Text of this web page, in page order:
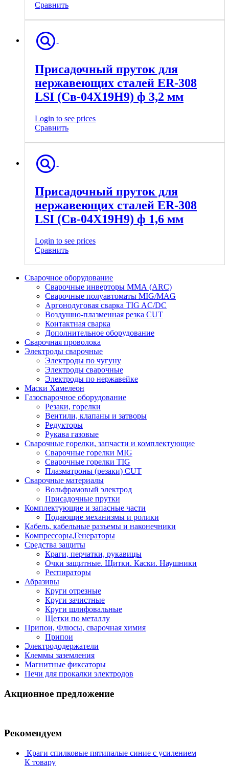
Сравнить
Присадочный пруток для
нержавеющих сталей ER-308
LSI (Св-04Х19Н9) ф 3,2 мм
Login to see prices
Сравнить
Присадочный пруток для
нержавеющих сталей ER-308
LSI (Св-04Х19Н9) ф 1,6 мм
Login to see prices
Сравнить
Сварочное оборудование
Сварочные инверторы ММА (ARC)
Сварочные полуавтоматы MIG/MAG
Аргонодуговая сварка TIG AC/DC
Воздушно-плазменная резка CUT
Контактная сварка
Дополнительное оборудование
Сварочная проволока
Электроды сварочные
Электроды по чугуну
Электроды сварочные
Электроды по нержавейке
Маски Хамелеон
Газосварочное оборудование
Резаки, горелки
Вентили, клапаны и затворы
Редукторы
Рукава газовые
Сварочные горелки, запчасти и комплектующие
Сварочные горелки MIG
Сварочные горелки TIG
Плазматроны (резаки) CUT
Сварочные материалы
Вольфрамовый электрод
Присадочные прутки
Комплектующие и запасные части
Подающие механизмы и ролики
Кабель, кабельные разъемы и наконечники
Компрессоры,Генераторы
Средства защиты
Краги, перчатки, рукавицы
Очки защитные. Щитки. Каски. Наушники
Респираторы
Абразивы
Круги отрезные
Круги зачистные
Круги шлифовальные
Щетки по металлу
Припои, Флюсы, сварочная химия
Припои
Электрододержатели
Клеммы заземления
Магнитные фиксаторы
Печи для прокалки электродов
Акционное предложение
Рекомендуем
Краги спилковые пятипалые синие с усилением
К товару